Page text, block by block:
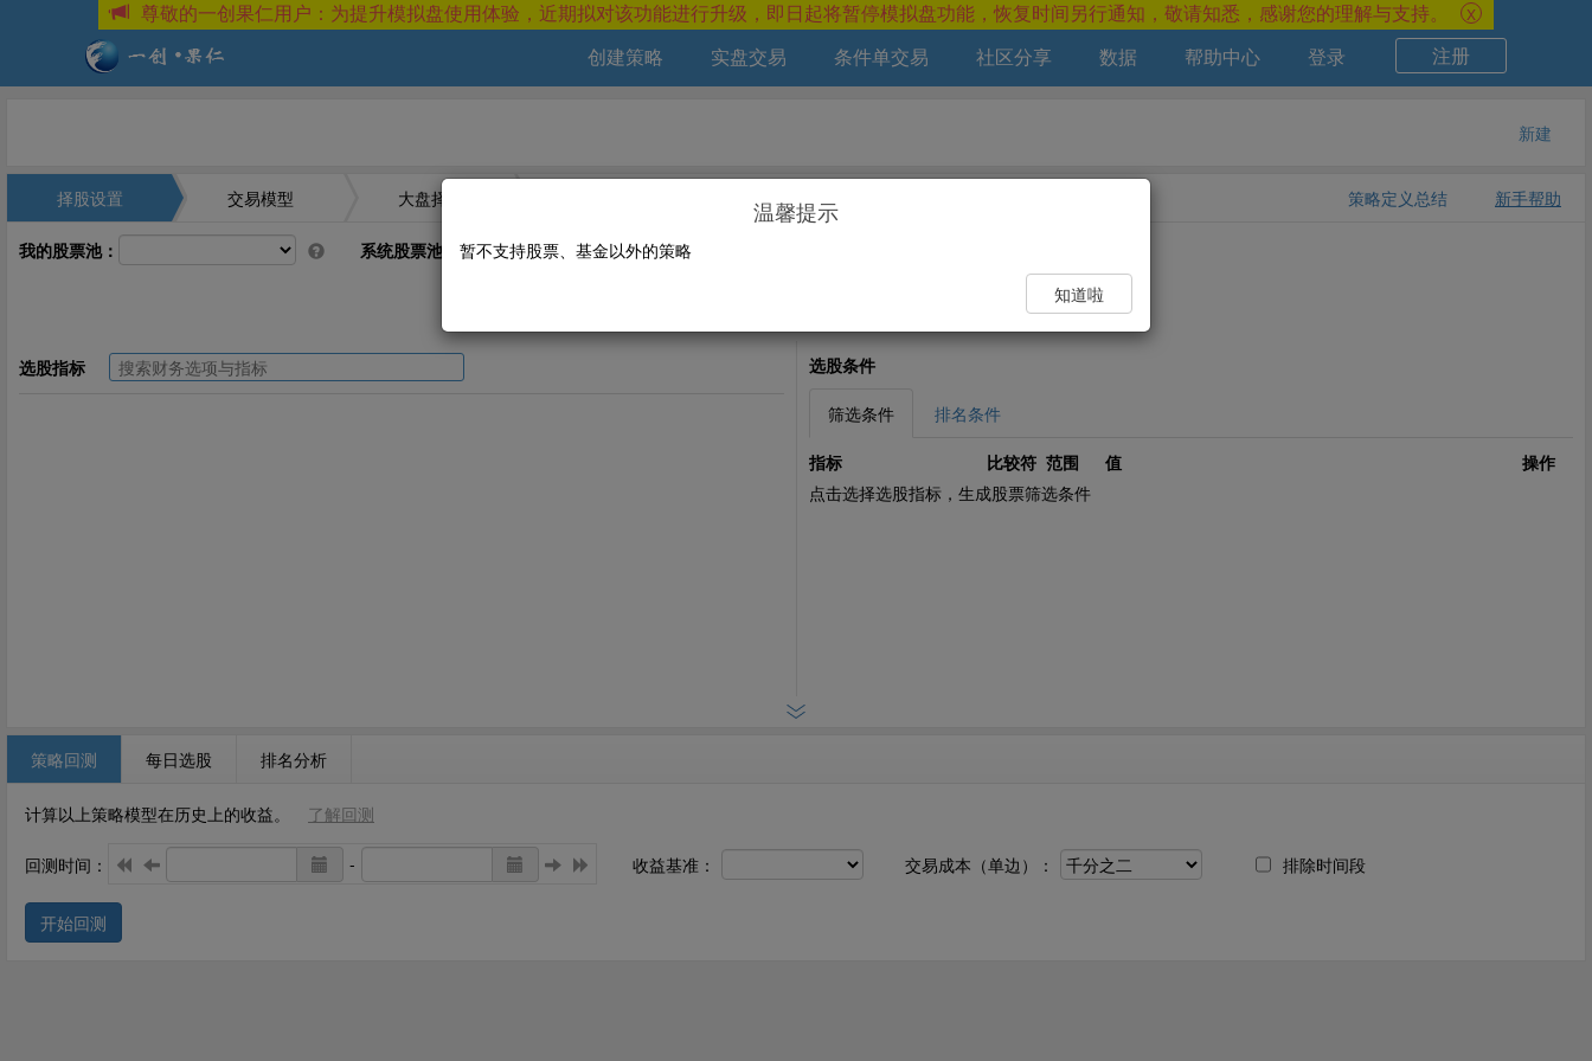
尊敬的一创果仁用户：为提升模拟盘使用体验，近期拟对该功能进行升级，即日起将暂停模拟盘功能，恢复时间另行通知，敬请知悉，感谢您的理解与支持。 X
注册
登录
帮助中心
数据
社区分享
条件单交易
实盘交易
创建策略
新建
择股设置 交易模型 大盘择时 新手帮助
策略定义总结
我的股票池： 系统股票池：
选股指标 选股条件
筛选条件 排名条件
指标 比较符 范围 值
操作
点击选择选股指标，生成股票筛选条件
策略回测 每日选股 排名分析
计算以上策略模型在历史上的收益。 了解回测
回测时间： - 收益基准： 交易成本（单边）： 排除时间段
开始回测
温馨提示
暂不支持股票、基金以外的策略
知道啦